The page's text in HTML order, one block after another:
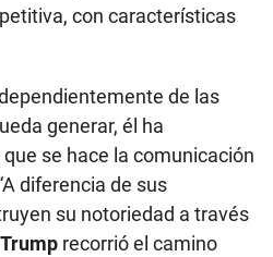
con características
de las
generar, él ha
se hace la comunicación
diferencia de sus
su notoriedad a través
Trump recorrió el camino